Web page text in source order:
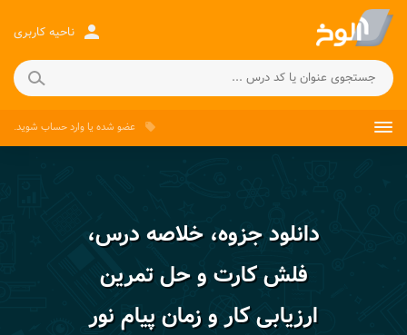
person ناحیه کاربری
local_offer عضو شده یاوارد حساب شوید.
دانلود جزوه، خلاصه درس،
فلش کارت و حل تمرین
ارزیابی کار و زمان پیام نور